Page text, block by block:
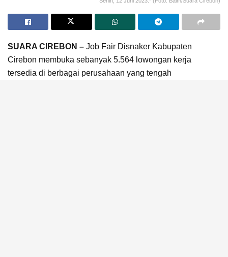
SUARA CIREBON – Job Fair Disnaker Kabupaten
Cirebon membuka sebanyak 5.564 lowongan kerja
tersedia di berbagai perusahaan yang tengah